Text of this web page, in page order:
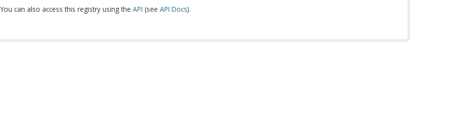
You can also access this registry using the API (see API Docs).